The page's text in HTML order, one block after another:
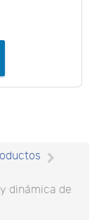
dinámica de